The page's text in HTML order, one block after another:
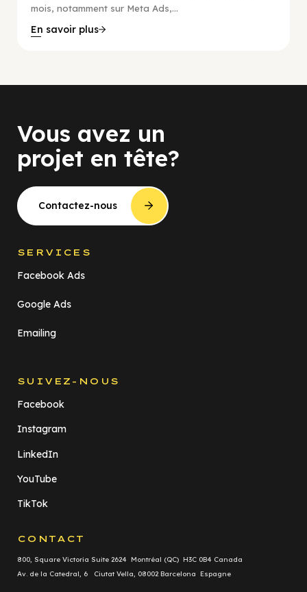
mois, notamment sur Meta Ads,...
En savoir plus
Vous avez un
projet en tête?
Contactez-nous
SERVICES
Facebook Ads
Google Ads
Emailing
SUIVEZ-NOUS
Facebook
Instagram
LinkedIn
YouTube
TikTok
CONTACT
800, Square Victoria Suite 2624 Montréal (QC) H3C 0B4 Canada
Av. de la Catedral, 6 Ciutat Vella, 08002 Barcelona Espagne